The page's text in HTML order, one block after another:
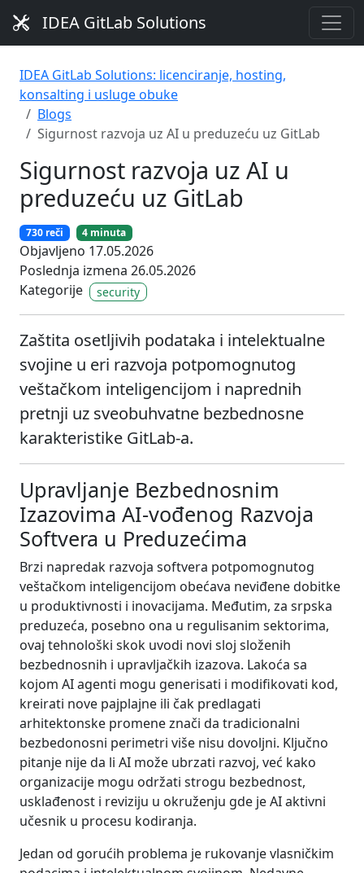
IDEA GitLab Solutions
IDEA GitLab Solutions: licenciranje, hosting,
konsalting i usluge obuke
Blogs
Sigurnost razvoja uz AI u preduzeću uz GitLab
Sigurnost razvoja uz AI u
preduzeću uz GitLab
730 reči 4 minuta
Objavljeno 17.05.2026
Poslednja izmena 26.05.2026
Kategorije
security
Zaštita osetljivih podataka i intelektualne
svojine u eri razvoja potpomognutog
veštačkom inteligencijom i naprednih
pretnji uz sveobuhvatne bezbednosne
karakteristike GitLab-a.
Upravljanje Bezbednosnim
Izazovima AI-vođenog Razvoja
Softvera u Preduzećima
Brzi napredak razvoja softvera potpomognutog
veštačkom inteligencijom obećava neviđene dobitke
u produktivnosti i inovacijama. Međutim, za srpska
preduzeća, posebno ona u regulisanim sektorima,
ovaj tehnološki skok uvodi novi sloj složenih
bezbednosnih i upravljačkih izazova. Lakoća sa
kojom AI agenti mogu generisati i modifikovati kod,
kreirati nove pajplajne ili čak predlagati
arhitektonske promene znači da tradicionalni
bezbedonosni perimetri više nisu dovoljni. Ključno
pitanje nije da li AI može ubrzati razvoj, već kako
organizacije mogu održati strogu bezbednost,
usklađenost i reviziju u okruženju gde je AI aktivni
učesnik u procesu kodiranja.
Jedan od gorućih problema je rukovanje vlasničkim